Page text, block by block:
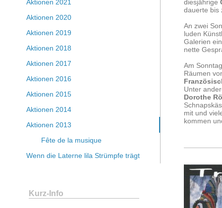
diesjährige
dauerte bis
An zwei
luden
Galerien
nette
Am
Räumen
Unter
Dorothe
mit und
kommen
Aktionen 2021
Aktionen 2020
Aktionen 2019
Aktionen 2018
Aktionen 2017
Aktionen 2016
Aktionen 2015
Aktionen 2014
Aktionen 2013
Fête de la musique
Wenn die Laterne lila Strümpfe trägt
Kurz-Info